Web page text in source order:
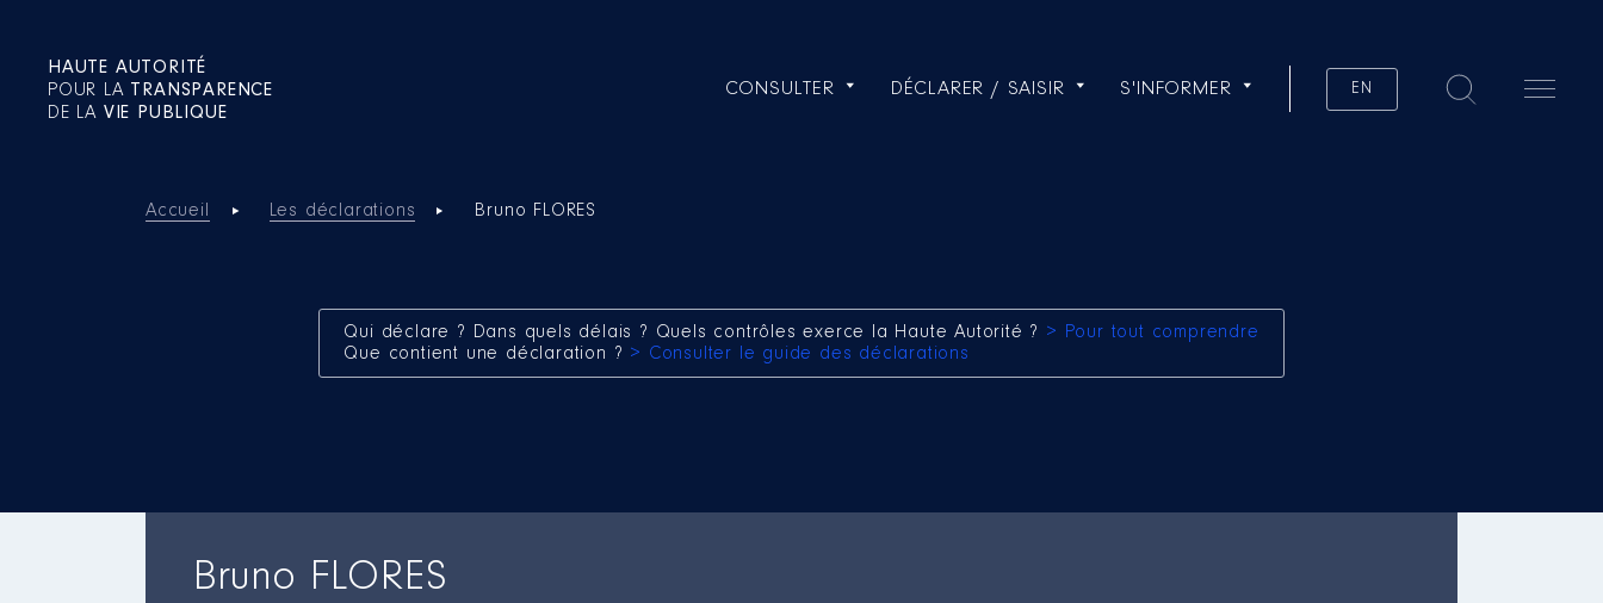
HAUTE AUTORITÉ
POUR LA TRANSPARENCE
DE LA VIE PUBLIQUE
CONSULTER DÉCLARER / SAISIR S'INFORMER EN
Accueil Les déclarations Bruno FLORES
Qui déclare ? Dans quels délais ? Quels contrôles exerce la Haute Autorité ? > Pour tout comprendre
Que contient une déclaration ? > Consulter le guide des déclarations
Bruno FLORES